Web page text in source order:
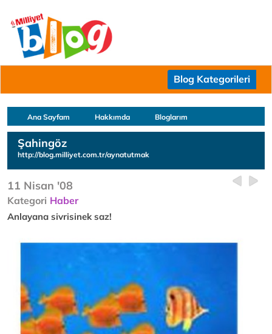
Blog Kategorileri
Ana Sayfam Hakkımda Bloglarım
Şahingöz
http://blog.milliyet.com.tr/aynatutmak
11 Nisan '08
Kategori Haber
Anlayana sivrisinek saz!